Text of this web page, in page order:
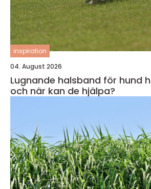
inspiration
04. August 2026
Lugnande halsband för hund hur fungerar de
och när kan de hjälpa?